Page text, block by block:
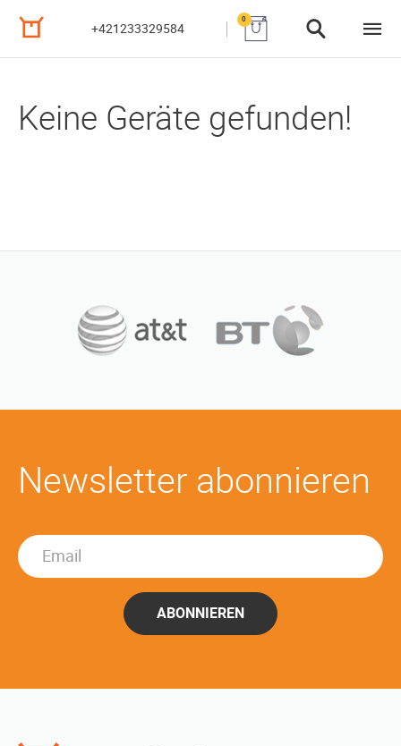
+421233329584
0
Keine Geräte gefunden!
Newsletter abonnieren
ABONNIEREN